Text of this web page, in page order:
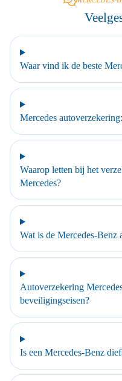
Waar vind ik de beste
Mercedes
Waarop letten bij het
Mercedes?
Wat is de Mercedes-Benz
Autoverzekering
beveiligingseisen?
Is een Mercedes-Benz